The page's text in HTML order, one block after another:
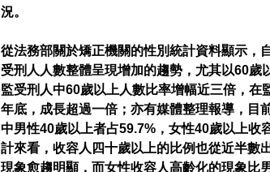
況。
從法務部關於矯正機關的性別統計資料顯示，
受刑人人數整體呈現增加的趨勢，尤其以60歲
監受刑人中60歲以上人數比率增幅近三倍，
年底，成長超過一倍；亦有媒體整理報導，目
中男性40歲以上者占59.7%，女性40歲以上收
計來看，收容人四十歲以上的比例也從近半數
現象愈趨明顯，而女性收容人高齡化的現象比